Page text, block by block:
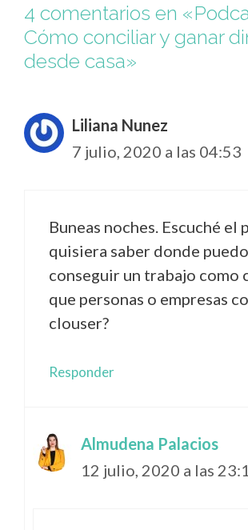
4 comentarios en
Cómo conciliar y ganar
desde casa»
Liliana Nunez
7 julio, 2020 a las 04:53
Buneas noches. Escuché el
quisiera saber donde puedo
conseguir un trabajo como
que personas o empresas
clouser?
Responder
Almudena Palacios
12 julio, 2020 a las